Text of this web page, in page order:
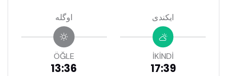
اوگله
ÖĞLE
13:36
ايكندى
İKİNDİ
17:39